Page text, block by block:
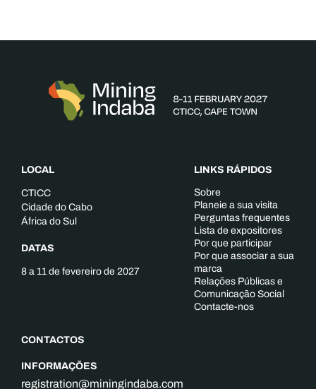
LOCAL
CTICC
Cidade do Cabo
África do Sul
DATAS
8 a 11 de fevereiro de 2027
CONTACTOS
INFORMAÇÕES
registration@miningindaba.com
LINKS RÁPIDOS
Sobre
Planeie a sua visita
Perguntas frequentes
Lista de expositores
Por que participar
Por que associar a sua
marca
Relações Públicas e
Comunicação Social
Contacte-nos